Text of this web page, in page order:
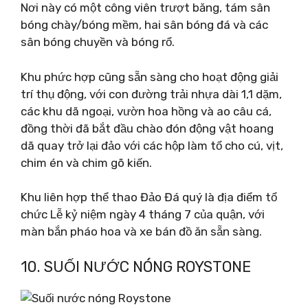
Nơi này có một công viên trượt băng, tám sân
bóng chày/bóng mềm, hai sân bóng đá và các
sân bóng chuyền và bóng rổ.
Khu phức hợp cũng sẵn sàng cho hoạt động giải
trí thụ động, với con đường trải nhựa dài 1,1 dặm,
các khu dã ngoại, vườn hoa hồng và ao câu cá,
đồng thời đã bắt đầu chào đón động vật hoang
dã quay trở lại đảo với các hộp làm tổ cho cú, vịt,
chim én và chim gõ kiến.
Khu liên hợp thể thao Đảo Đá quý là địa điểm tổ
chức Lễ kỷ niệm ngày 4 tháng 7 của quận, với
màn bắn pháo hoa và xe bán đồ ăn sẵn sàng.
10. SUỐI NƯỚC NÓNG ROYSTONE